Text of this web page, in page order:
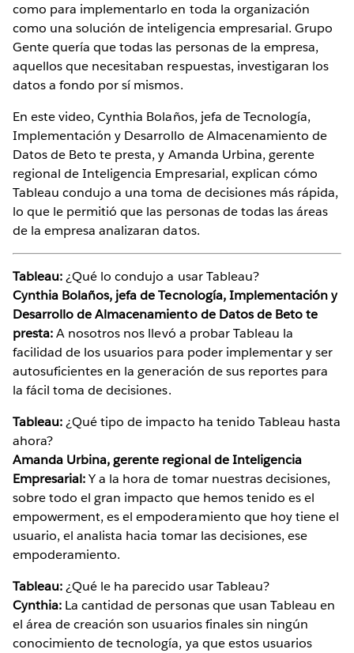
como para implementarlo en toda la organización
como una solución de inteligencia empresarial. Grupo
Gente quería que todas las personas de la empresa,
aquellos que necesitaban respuestas, investigaran los
datos a fondo por sí mismos.
En este video, Cynthia Bolaños, jefa de Tecnología,
Implementación y Desarrollo de Almacenamiento de
Datos de Beto te presta, y Amanda Urbina, gerente
regional de Inteligencia Empresarial, explican cómo
Tableau condujo a una toma de decisiones más rápida,
lo que le permitió que las personas de todas las áreas
de la empresa analizaran datos.
Tableau:¿Qué lo condujo a usar Tableau?
Cynthia Bolaños, jefa de Tecnología, Implementación y
Desarrollo de Almacenamiento de Datos de Beto te
presta:A nosotros nos llevó a probar Tableau la
facilidad de los usuarios para poder implementar y ser
autosuficientes en la generación de sus reportes para
la fácil toma de decisiones.
Tableau:¿Qué tipo de impacto ha tenido Tableau hasta
ahora?
Amanda Urbina, gerente regional de Inteligencia
Empresarial:Y a la hora de tomar nuestras decisiones,
sobre todo el gran impacto que hemos tenido es el
empowerment, es el empoderamiento que hoy tiene el
usuario, el analista hacia tomar las decisiones, ese
empoderamiento.
Tableau:¿Qué le ha parecido usar Tableau?
Cynthia: La cantidad de personas que usan Tableau en
el área de creación son usuarios finales sin ningún
conocimiento de tecnología, ya que estos usuarios